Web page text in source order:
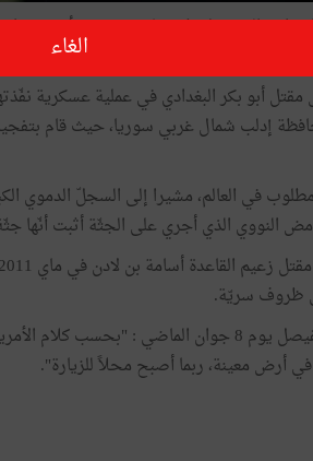
الذي قتل إثر عملية عسكرية أمريكية
مقتل أبو بكر البغدادي في عملية عسكرية
إدلب شمال غربي سوريا، حيث قام
في العالم، مشيرا إلى السجلّ الدموي
النووي الذي أجري على الجثّة أثبت أنّها
ظروف سريّة.
وقال رئيس الاستخبارات السعودية الأسبق، الأمير تركي الفيصل يوم 8 جوان
أرض معينة، ربما أصبح محلاً للزيارة".
الغاء